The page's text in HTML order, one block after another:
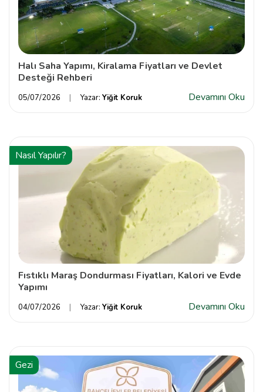
Halı Saha Yapımı, Kiralama Fiyatları ve Devlet
Desteği Rehberi
05/07/2026 Yazar: Yiğit Koruk Devamını Oku
Nasıl Yapılır?
Fıstıklı Maraş Dondurması Fiyatları, Kalori ve Evde
Yapımı
04/07/2026 Yazar: Yiğit Koruk Devamını Oku
Gezi